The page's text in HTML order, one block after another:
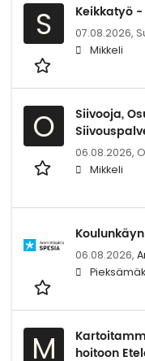
S Keikkatyö
07.08.2026,
Mikkeli
O
Siivooja,
06.08.2026,
Mikkeli
06.08.2026,
M
hoitoon